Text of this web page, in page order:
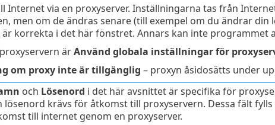
Internet via en proxyserver. Inställningarna tas från
men om de ändras senare (till exempel om du ändrar
korrekta i det här fönstret. Annars kan inte programmet
ärAnvänd globala inställningar för
om proxy inte är tillgänglig – proxyn åsidosätts under
och Lösenord i det här avsnittet är specifika för
lösenord krävs för åtkomst till proxyservern. Dessa fält
till internet genom en proxyserver.